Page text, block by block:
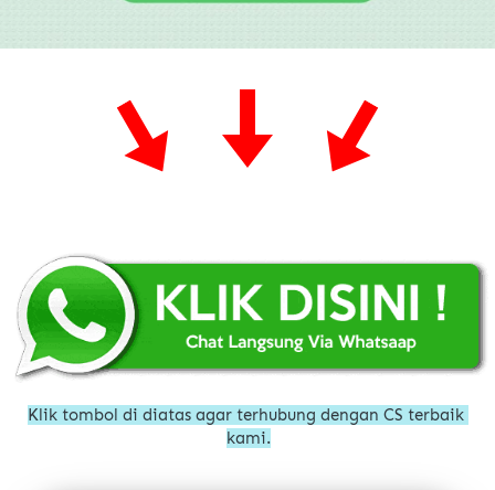
Klik tombol di diatas agar terhubung dengan CS terbaik
kami.